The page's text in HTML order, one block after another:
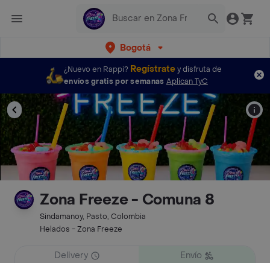
Bogotá
¿Nuevo en Rappi? Regístratey disfruta de
envíos gratis por semanas Aplican TyC
Zona Freeze - Comuna 8
Sindamanoy, Pasto, Colombia
Helados - Zona Freeze
Delivery
Envío